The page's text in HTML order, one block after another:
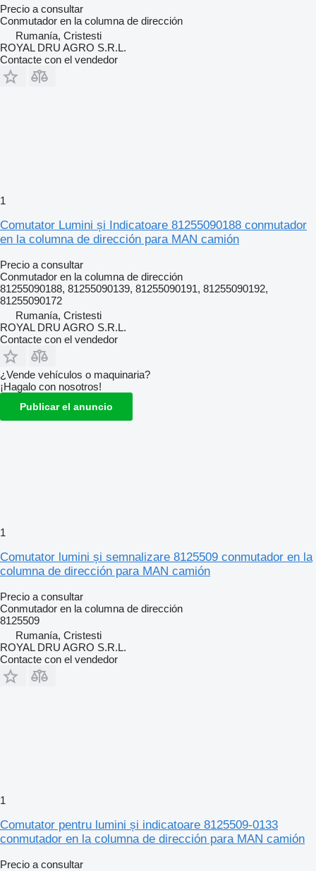
Precio a consultar
Conmutador en la columna de dirección
Rumanía, Cristesti
ROYAL DRU AGRO S.R.L.
Contacte con el vendedor
1
Comutator Lumini și Indicatoare 81255090188 conmutador
en la columna de dirección para MAN camión
Precio a consultar
Conmutador en la columna de dirección
81255090188, 81255090139, 81255090191, 81255090192,
81255090172
Rumanía, Cristesti
ROYAL DRU AGRO S.R.L.
Contacte con el vendedor
¿Vende vehículos o maquinaria?
¡Hagalo con nosotros!
Publicar el anuncio
1
Comutator lumini și semnalizare 8125509 conmutador en la
columna de dirección para MAN camión
Precio a consultar
Conmutador en la columna de dirección
8125509
Rumanía, Cristesti
ROYAL DRU AGRO S.R.L.
Contacte con el vendedor
1
Comutator pentru lumini și indicatoare 8125509-0133
conmutador en la columna de dirección para MAN camión
Precio a consultar